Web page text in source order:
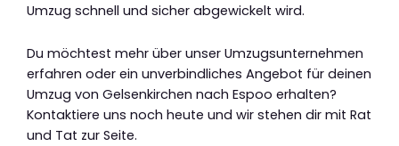
Umzug schnell und sicher abgewickelt wird.
Du möchtest mehr über unser Umzugsunternehmen
erfahren oder ein unverbindliches Angebot für deinen
Umzug von Gelsenkirchen nach Espoo erhalten?
Kontaktiere uns noch heute und wir stehen dir mit Rat
und Tat zur Seite.